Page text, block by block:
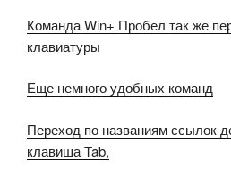
Команда Win+ Пробел так же
клавиатуры
Еще немного удобных команд
Переход по названиям ссылок
клавиша Tab,